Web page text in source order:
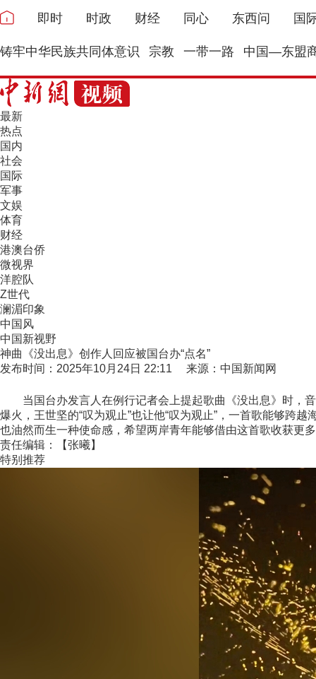
即时 时政 财经 同心 东西问 国
铸牢中华民族共同体意识 宗教 一带一路 中国—东盟
最新
热点
国内
社会
国际
军事
文娱
体育
财经
港澳台侨
微视界
洋腔队
Z世代
澜湄印象
中国风
中国新视野
神曲《没出息》创作人回应被国台办“点名”
发布时间：2025年10月24日 22:11 来源：中国新闻网
当国台办发言人在例行记者会上提起歌曲《没出息》时，音
爆火，王世坚的“叹为观止”也让他“叹为观止”，一首歌能够跨
也油然而生一种使命感，希望两岸青年能够借由这首歌收获更
责任编辑：【张曦】
特别推荐